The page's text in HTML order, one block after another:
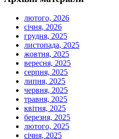
лютого, 2026
січня, 2026
грудня, 2025
листопада, 2025
жовтня, 2025
вересня, 2025
серпня, 2025
липня, 2025
червня, 2025
травня, 2025
квітня, 2025
березня, 2025
лютого, 2025
січня, 2025